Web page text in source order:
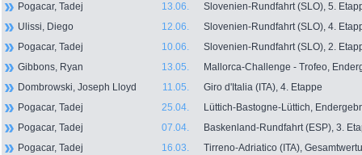
Pogacar, Tadej
Slovenien-Rundfahrt (SLO), 5.
13.06.
Ulissi, Diego
Slovenien-Rundfahrt (SLO), 4.
12.06.
Pogacar, Tadej
Slovenien-Rundfahrt (SLO), 2.
10.06.
Gibbons, Ryan
Mallorca-Challenge - Trofeo,
13.05.
Dombrowski, Joseph Lloyd
Giro d'Italia (ITA), 4. Etappe
11.05.
Pogacar, Tadej
Lüttich-Bastogne-Lüttich,
25.04.
Pogacar, Tadej
Baskenland-Rundfahrt (ESP), 3.
07.04.
Pogacar, Tadej
Tirreno-Adriatico (ITA),
16.03.